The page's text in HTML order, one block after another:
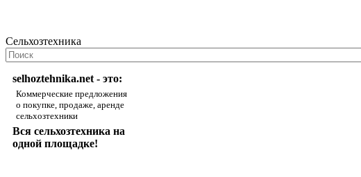
Сельхозтехника
selhoztehnika.net - это:
Коммерческие предложения
о покупке, продаже, аренде
сельхозтехники
Вся сельхозтехника на
одной площадке!